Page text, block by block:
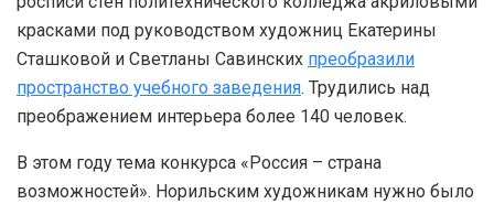
красками под руководством художниц Екатерины
Сташковой и Светланы Савинских преобразили
пространство учебного заведения. Трудились над
преображением интерьера более 140 человек.
В этом году тема конкурса «Россия – страна
возможностей». Норильским художникам нужно было